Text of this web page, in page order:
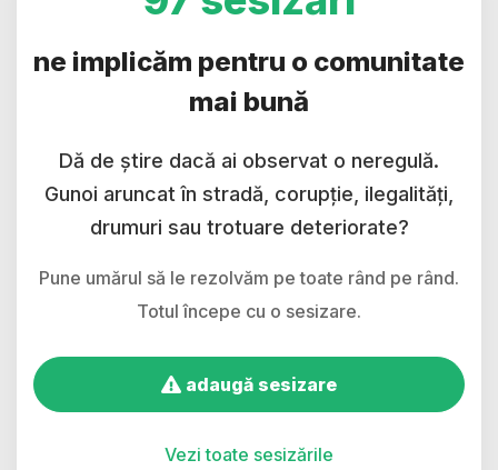
ne implicăm pentru o comunitate
mai bună
Dă de știre dacă ai observat o neregulă.
Gunoi aruncat în stradă, corupție, ilegalități,
drumuri sau trotuare deteriorate?
Pune umărul să le rezolvăm pe toate rând pe rând.
Totul începe cu o sesizare.
adaugă sesizare
Vezi toate sesizările